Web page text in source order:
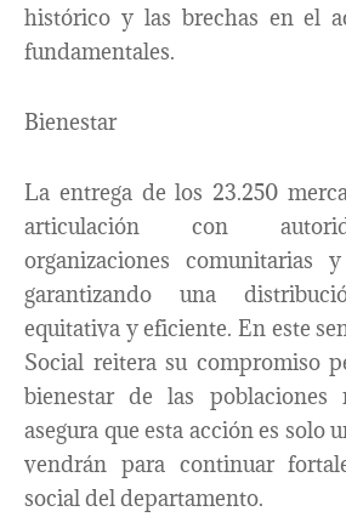
histórico y las brechas en el
fundamentales.
Bienestar
La entrega de los 23.250
articulación con
organizaciones comunitarias
garantizando una
equitativa y eficiente. En este
Social reitera su compromiso
bienestar de las poblaciones
asegura que esta acción es solo
vendrán para continuar
social del departamento.